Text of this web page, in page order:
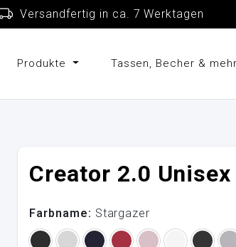
Versandfertig in ca. 7
Produkte Tassen, Becher &
Creator 2.0 Unisex
Farbname: Stargazer